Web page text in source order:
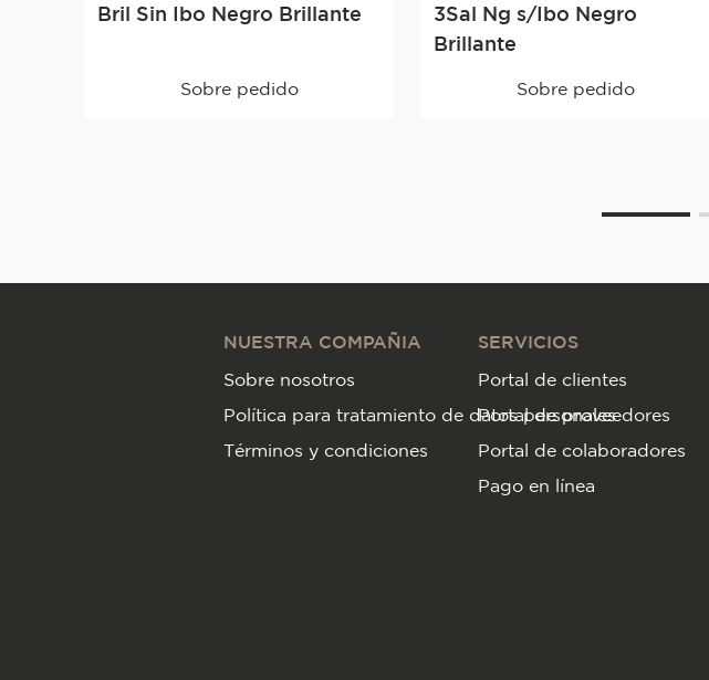
Bril Sin Ibo Negro Brillante
Sobre pedido
3Sal Ng s/Ibo Negro
Brillante
Sobre pedido
NUESTRA COMPAÑIA
Sobre nosotros
Política para tratamiento de datos personales
Términos y condiciones
SERVICIOS
Portal de clientes
Portal de proveedores
Portal de colaboradores
Pago en línea